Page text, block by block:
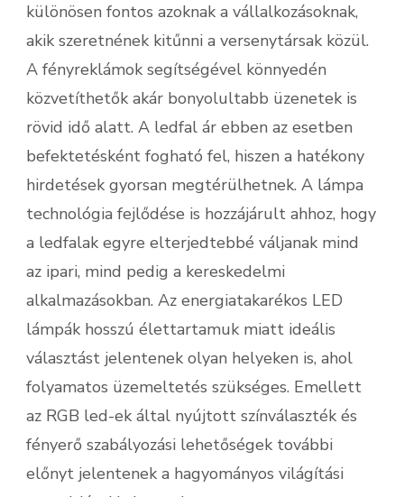
különösen fontos azoknak a vállalkozásoknak,
akik szeretnének kitűnni a versenytársak közül.
A fényreklámok segítségével könnyedén
közvetíthetők akár bonyolultabb üzenetek is
rövid idő alatt. A ledfal ár ebben az esetben
befektetésként fogható fel, hiszen a hatékony
hirdetések gyorsan megtérülhetnek. A lámpa
technológia fejlődése is hozzájárult ahhoz, hogy
a ledfalak egyre elterjedtebbé váljanak mind
az ipari, mind pedig a kereskedelmi
alkalmazásokban. Az energiatakarékos LED
lámpák hosszú élettartamuk miatt ideális
választást jelentenek olyan helyeken is, ahol
folyamatos üzemeltetés szükséges. Emellett
az RGB led-ek által nyújtott színválaszték és
fényerő szabályozási lehetőségek további
előnyt jelentenek a hagyományos világítási